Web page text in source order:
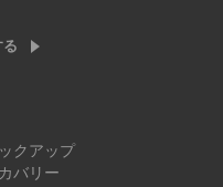
クアップ
バリー